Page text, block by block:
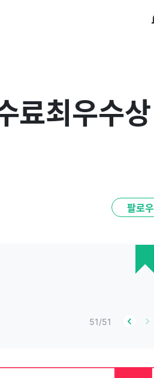
료최우수상
팔로우
51/51